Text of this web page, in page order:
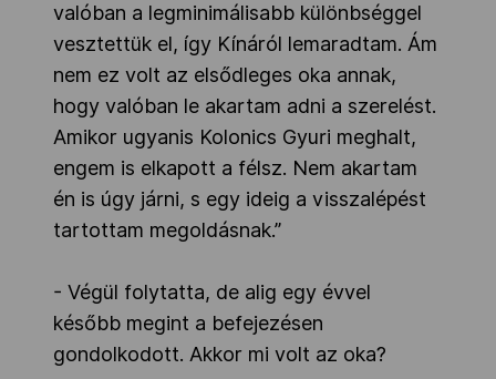
valóban a legminimálisabb különbséggel
vesztettük el, így Kínáról lemaradtam. Ám
nem ez volt az elsődleges oka annak,
hogy valóban le akartam adni a szerelést.
Amikor ugyanis Kolonics Gyuri meghalt,
engem is elkapott a félsz. Nem akartam
én is úgy járni, s egy ideig a visszalépést
tartottam megoldásnak.”
- Végül folytatta, de alig egy évvel
később megint a befejezésen
gondolkodott. Akkor mi volt az oka?